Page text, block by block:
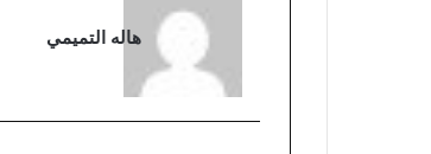
هاله التميمي